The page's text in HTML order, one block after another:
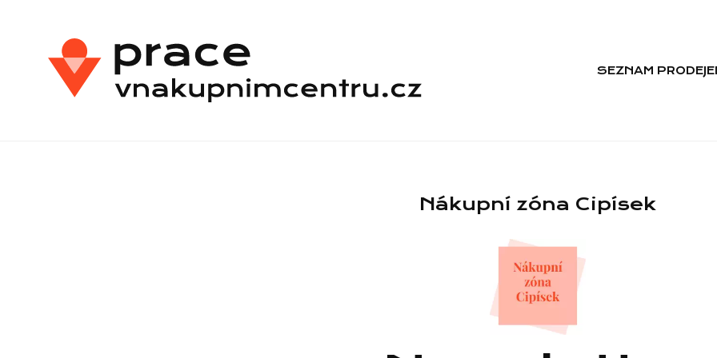
SEZNAM
Nákupní zóna Cipísek